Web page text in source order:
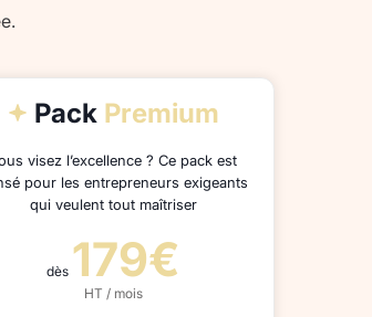
Pack Premium
visez l’excellence ? Ce pack est
pour les entrepreneurs exigeants
qui veulent tout maîtriser
dès 179€
HT / mois